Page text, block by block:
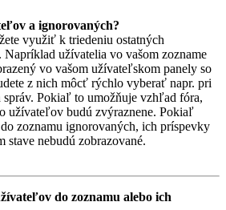
a ignorovaných?
využiť k triedeniu ostatných
užívatelia vo vašom zozname
vo vašom užívateľskom panely so
z nich môcť rýchlo vyberať napr. pri
správ. Pokiaľ to umožňuje vzhľad fóra,
užívateľov budú zvýraznene. Pokiaľ
zoznamu ignorovaných, ich príspevky
stave nebudú zobrazované.
do zoznamu alebo ich